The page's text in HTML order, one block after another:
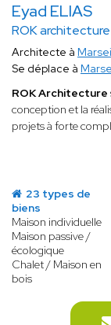
Eyad ELIAS
ROK architecture
Architecte à
Se déplace à
ROK Architecture
conception et la
projets à forte
23 types de
biens
Maison individuelle
Maison passive /
écologique
Chalet / Maison en
bois